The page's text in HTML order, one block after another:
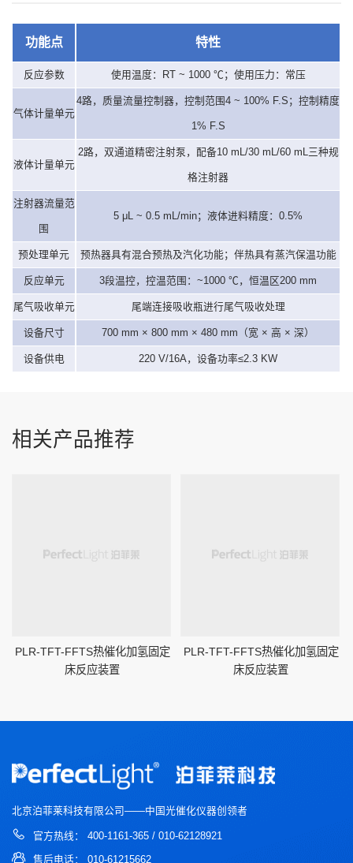
功能点 特性
反应参数 使用温度：RT ~ 1000 ℃；使用压力：常压
气体计量单元
4路，质量流量控制器，控制范围4 ~ 100% F.S；控制精度
1% F.S
液体计量单元
2路，双通道精密注射泵，配备10 mL/30 mL/60 mL三种规
格注射器
注射器流量范
围
5 μL ~ 0.5 mL/min；液体进料精度：0.5%
预处理单元 预热器具有混合预热及汽化功能；伴热具有蒸汽保温功能
反应单元 3段温控，控温范围：~1000 ℃，恒温区200 mm
尾气吸收单元 尾端连接吸收瓶进行尾气吸收处理
设备尺寸 700 mm × 800 mm × 480 mm（宽 × 高 × 深）
设备供电 220 V/16A，设备功率≤2.3 KW
相关产品推荐
PLR-TFT-FFTS热催化加氢固定
床反应装置
PLR-TFT-FFTS热催化加氢固定
床反应装置
北京泊菲莱科技有限公司——中国光催化仪器创领者
官方热线： 400-1161-365 / 010-62128921
售后电话： 010-61215662